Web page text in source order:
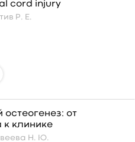
cord injury
Р. Е.
от
к клинике
Н. Ю.